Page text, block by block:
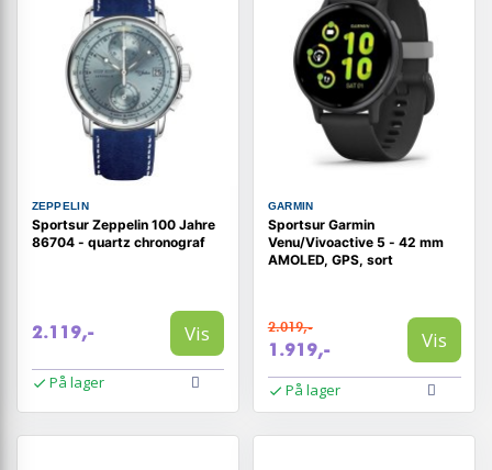
ZEPPELIN
Sportsur Zeppelin 100 Jahre
86704 - quartz chronograf
2.119,- Vis
På lager
GARMIN
Sportsur Garmin
Venu/Vivoactive 5 - 42 mm
AMOLED, GPS, sort
2.019,-
1.919,- Vis
På lager